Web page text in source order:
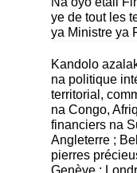
ye de tout les
ya Ministre ya
Kandolo
na politique
territorial,
na Congo,
financiers na
Angleterre ;
pierres